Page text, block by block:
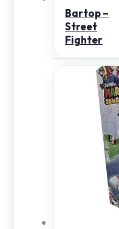
Bartop –
Street
Fighter